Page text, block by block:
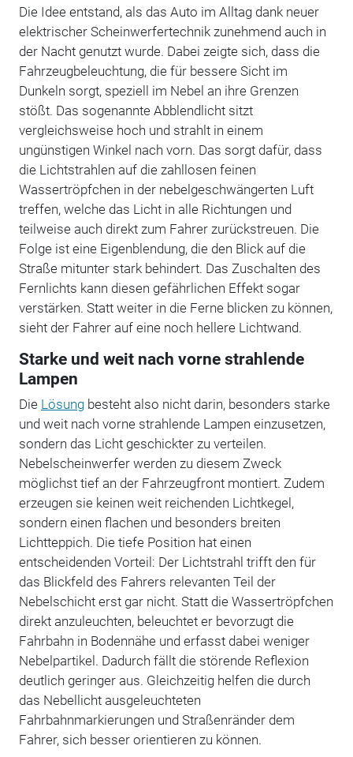
Die Idee entstand, als das Auto im Alltag dank neuer
elektrischer Scheinwerfertechnik zunehmend auch in
der Nacht genutzt wurde. Dabei zeigte sich, dass die
Fahrzeugbeleuchtung, die für bessere Sicht im
Dunkeln sorgt, speziell im Nebel an ihre Grenzen
stößt. Das sogenannte Abblendlicht sitzt
vergleichsweise hoch und strahlt in einem
ungünstigen Winkel nach vorn. Das sorgt dafür, dass
die Lichtstrahlen auf die zahllosen feinen
Wassertröpfchen in der nebelgeschwängerten Luft
treffen, welche das Licht in alle Richtungen und
teilweise auch direkt zum Fahrer zurückstreuen. Die
Folge ist eine Eigenblendung, die den Blick auf die
Straße mitunter stark behindert. Das Zuschalten des
Fernlichts kann diesen gefährlichen Effekt sogar
verstärken. Statt weiter in die Ferne blicken zu können,
sieht der Fahrer auf eine noch hellere Lichtwand.
Starke und weit nach vorne strahlende
Lampen
Die Lösungbesteht also nicht darin, besonders starke
und weit nach vorne strahlende Lampen einzusetzen,
sondern das Licht geschickter zu verteilen.
Nebelscheinwerfer werden zu diesem Zweck
möglichst tief an der Fahrzeugfront montiert. Zudem
erzeugen sie keinen weit reichenden Lichtkegel,
sondern einen flachen und besonders breiten
Lichtteppich. Die tiefe Position hat einen
entscheidenden Vorteil: Der Lichtstrahl trifft den für
das Blickfeld des Fahrers relevanten Teil der
Nebelschicht erst gar nicht. Statt die Wassertröpfchen
direkt anzuleuchten, beleuchtet er bevorzugt die
Fahrbahn in Bodennähe und erfasst dabei weniger
Nebelpartikel. Dadurch fällt die störende Reflexion
deutlich geringer aus. Gleichzeitig helfen die durch
das Nebellicht ausgeleuchteten
Fahrbahnmarkierungen und Straßenränder dem
Fahrer, sich besser orientieren zu können.